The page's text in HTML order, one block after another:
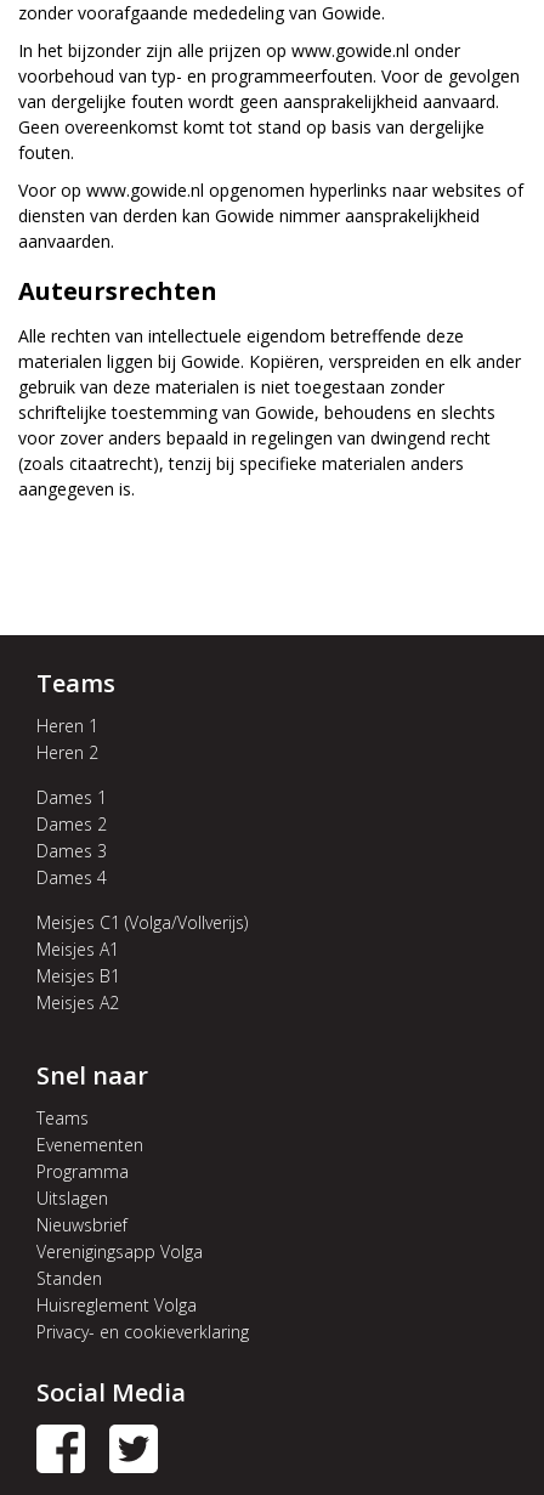
zonder voorafgaande mededeling van Gowide.
In het bijzonder zijn alle prijzen op www.gowide.nl onder
voorbehoud van typ- en programmeerfouten. Voor de gevolgen
van dergelijke fouten wordt geen aansprakelijkheid aanvaard.
Geen overeenkomst komt tot stand op basis van dergelijke
fouten.
Voor op www.gowide.nl opgenomen hyperlinks naar websites of
diensten van derden kan Gowide nimmer aansprakelijkheid
aanvaarden.
Auteursrechten
Alle rechten van intellectuele eigendom betreffende deze
materialen liggen bij Gowide. Kopiëren, verspreiden en elk ander
gebruik van deze materialen is niet toegestaan zonder
schriftelijke toestemming van Gowide, behoudens en slechts
voor zover anders bepaald in regelingen van dwingend recht
(zoals citaatrecht), tenzij bij specifieke materialen anders
aangegeven is.
Teams
Heren 1
Heren 2
Dames 1
Dames 2
Dames 3
Dames 4
Meisjes C1 (Volga/Vollverijs)
Meisjes A1
Meisjes B1
Meisjes A2
Snel naar
Teams
Evenementen
Programma
Uitslagen
Nieuwsbrief
Verenigingsapp Volga
Standen
Huisreglement Volga
Privacy- en cookieverklaring
Social Media